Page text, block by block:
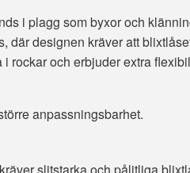
i plagg som byxor och
där designen kräver att
rockar och erbjuder extra
anpassningsbarhet.
slitstarka och pålitliga